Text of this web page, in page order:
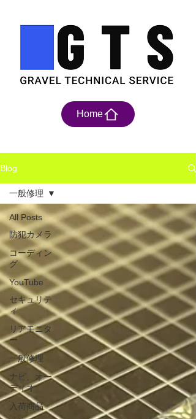
Home
Blog
All Posts
防犯カメラ
コーディン
グ
YouTube
セキュリテ
ィ
リアモニタ
ー
一般修理
ナビ、オー
ディオ
入荷商品
一般修理